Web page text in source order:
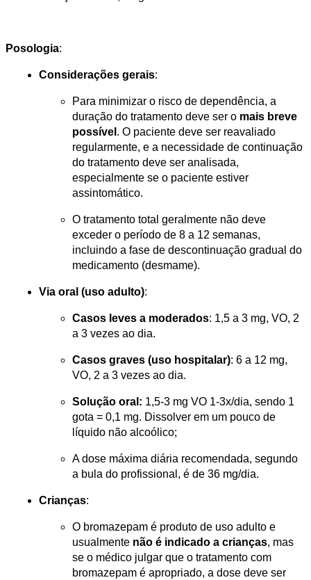
Posologia:
Considerações gerais:
Para minimizar o risco de dependência, a
duração do tratamento deve ser o mais breve
possível . O paciente deve ser reavaliado
regularmente, e a necessidade de continuação
do tratamento deve ser analisada,
especialmente se o paciente estiver
assintomático.
O tratamento total geralmente não deve
exceder o período de 8 a 12 semanas,
incluindo a fase de descontinuação gradual do
medicamento (desmame).
Via oral (uso adulto):
Casos leves a moderados: 1,5 a 3 mg, VO, 2
a 3 vezes ao dia.
Casos graves (uso hospitalar): 6 a 12 mg,
VO, 2 a 3 vezes ao dia.
Solução oral: 1,5-3 mg VO 1-3x/dia, sendo 1
gota = 0,1 mg. Dissolver em um pouco de
líquido não alcoólico;
A dose máxima diária recomendada, segundo
a bula do profissional, é de 36 mg/dia.
Crianças:
O bromazepam é produto de uso adulto e
usualmente não é indicado a crianças, mas
se o médico julgar que o tratamento com
bromazepam é apropriado, a dose deve ser